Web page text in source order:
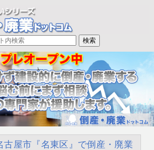
古屋市『名東区』で倒産・廃業